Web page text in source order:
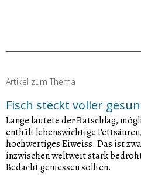
Artikel zum Thema
Fisch steckt voller
Lange lautete der Ratschlag,
enthält lebenswichtige
hochwertiges Eiweiss. Das ist
inzwischen weltweit stark
Bedacht geniessen sollten.